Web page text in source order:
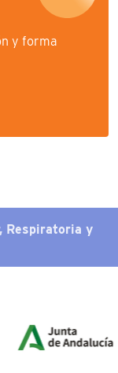
y forma
Respiratoria y